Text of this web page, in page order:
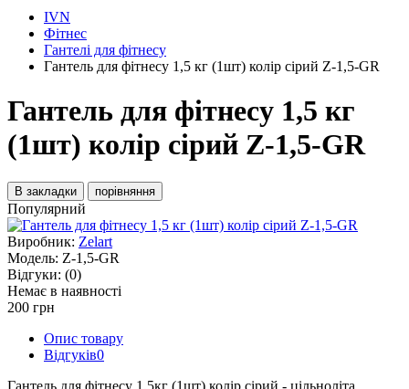
IVN
Фітнес
Гантелі для фітнесу
Гантель для фітнесу 1,5 кг (1шт) колір сірий Z-1,5-GR
Гантель для фітнесу 1,5 кг
(1шт) колір сірий Z-1,5-GR
В закладки порівняння
Популярний
Виробник: Zelart
Модель: Z-1,5-GR
Відгуки: (0)
Немає в наявності
200 грн
Опис товару
Відгуків0
Гантель для фітнесу 1,5кг (1шт) колір сірий - цільноліта